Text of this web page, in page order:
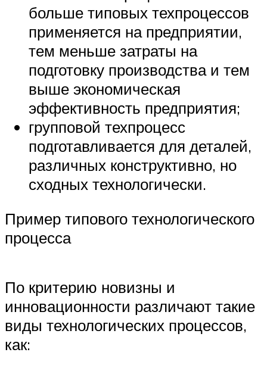
больше типовых техпроцессов
применяется на предприятии,
тем меньше затраты на
подготовку производства и тем
выше экономическая
эффективность предприятия;
групповой техпроцесс
подготавливается для деталей,
различных конструктивно, но
сходных технологически.
Пример типового технологического
процесса
По критерию новизны и
инновационности различают такие
виды технологических процессов,
как: